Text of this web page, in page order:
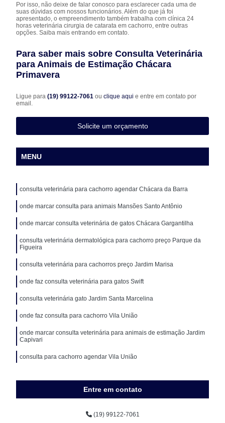
Por isso, não deixe de falar conosco para esclarecer cada uma de
suas dúvidas com nossos funcionários. Além do que já foi
apresentado, o empreendimento também trabalha com clínica 24
horas veterinária cirurgia de catarata em cachorro, entre outras
opções. Saiba mais entrando em contato.
Para saber mais sobre Consulta Veterinária
para Animais de Estimação Chácara
Primavera
Ligue para(19) 99122-7061ouclique aqui e entre em contato por
email.
Solicite um orçamento
MENU
consulta veterinária para cachorro agendar Chácara da Barra
onde marcar consulta para animais Mansões Santo Antônio
onde marcar consulta veterinária de gatos Chácara Gargantilha
consulta veterinária dermatológica para cachorro preço Parque da
Figueira
consulta veterinária para cachorros preço Jardim Marisa
onde faz consulta veterinária para gatos Swift
consulta veterinária gato Jardim Santa Marcelina
onde faz consulta para cachorro Vila União
onde marcar consulta veterinária para animais de estimação Jardim
Capivari
consulta para cachorro agendar Vila União
Entre em contato
(19) 99122-7061